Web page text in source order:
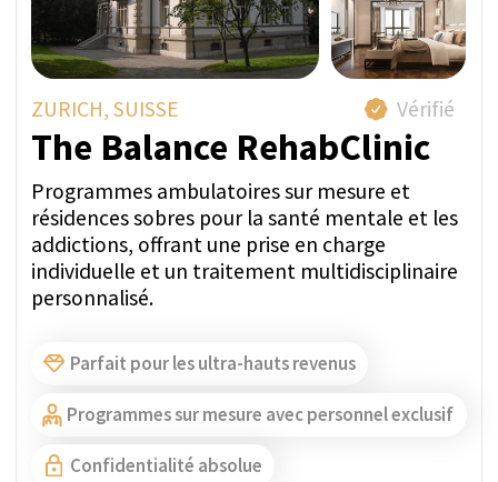
Questions les plus fréquentes sur
le traitement des phobiesen
Suisse